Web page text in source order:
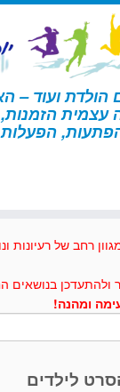
הולדת ועוד –
עצמית הזמנות,
הפעלות
רחב של רעיונות
בנושאים
ומהנה!
לילדים